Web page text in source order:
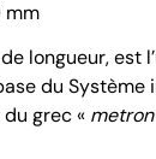
mm
longueur, est
du Système
grec « metron